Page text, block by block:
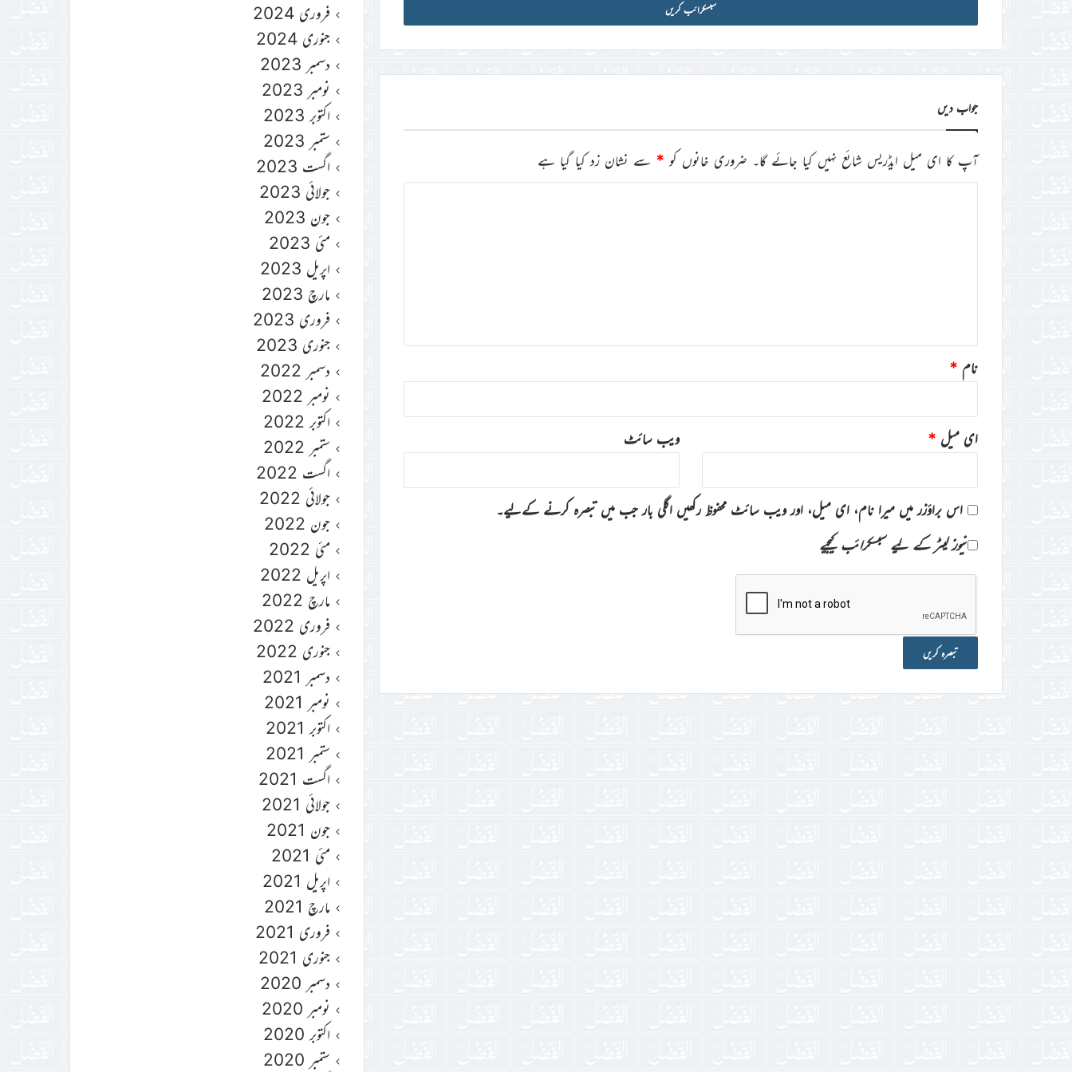
ڈی
جواب دیں
آپ کا ای میل ایڈریس شائع نہیں کیا جائے گا۔ ضروری خانوں کو * سے نشان زد کیا گیا ہے
نام *
ای میل * ویب‌ سائٹ
اس براؤزر میں میرا نام، ای میل، اور ویب سائٹ محفوظ رکھیں اگلی بار جب میں تبصرہ کرنے کےلیے۔
نیوز لیٹر کے لیے سبسکرائب کیجیے
فروری 2024
جنوری 2024
دسمبر 2023
نومبر 2023
اکتوبر 2023
ستمبر 2023
اگست 2023
جولائی 2023
جون 2023
مئی 2023
اپریل 2023
مارچ 2023
فروری 2023
جنوری 2023
دسمبر 2022
نومبر 2022
اکتوبر 2022
ستمبر 2022
اگست 2022
جولائی 2022
جون 2022
مئی 2022
اپریل 2022
مارچ 2022
فروری 2022
جنوری 2022
دسمبر 2021
نومبر 2021
اکتوبر 2021
ستمبر 2021
اگست 2021
جولائی 2021
جون 2021
مئی 2021
اپریل 2021
مارچ 2021
فروری 2021
جنوری 2021
دسمبر 2020
نومبر 2020
اکتوبر 2020
ستمبر 2020